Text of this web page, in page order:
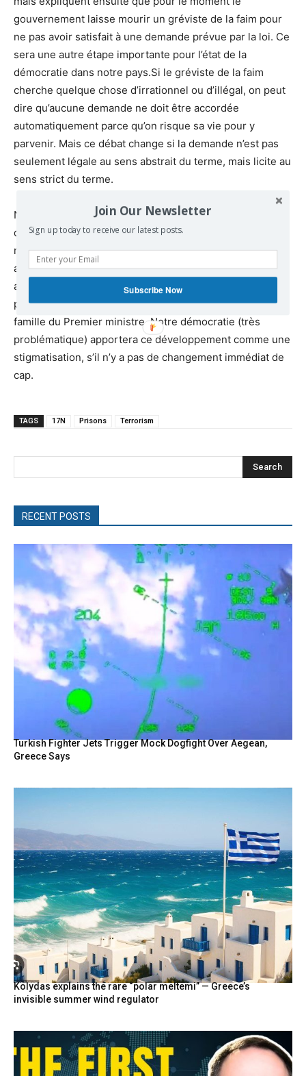
gouvernement laisse mourir un gréviste de la faim pour
ne pas avoir satisfait à une demande prévue par la loi. Ce
sera une autre étape importante pour l’état de la
démocratie dans notre pays.Si le gréviste de la faim
cherche quelque chose d’irrationnel ou d’illégal, on peut
dire qu’aucune demande ne doit être accordée
automatiquement parce qu’on risque sa vie pour y
parvenir. Mais ce débat change si la demande n’est pas
seulement légale au sens abstrait du terme, mais licite au
sens strict du terme.
Nous approchons d’un point de non-retour, pour la santé
de D. Koufontinas. Répétons autant de fois que
nécessaire qu’en ce moment il n’est plus jugé pour ses
actes. Ceci a été fait. Ce qui est jugé, c’est s’il sera
autorisé à mourir en refusant une demande juste, car
parmi ses victimes se trouvaient des membres de la
famille du Premier ministre. Notre démocratie (très
problématique) apportera ce développement comme une
stigmatisation, s’il n’y a pas de changement immédiat de
cap.
TAGS 17N Prisons Terrorism
Search
RECENT POSTS
Turkish Fighter Jets Trigger Mock Dogfight Over Aegean,
Greece Says
Kolydas explains the rare “polar meltemi” — Greece’s
invisible summer wind regulator
Join Our Newsletter
Sign up today to receive our latest posts.
Subscribe Now